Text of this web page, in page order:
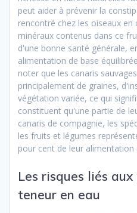
peut aider à prévenir la
rencontré chez les oiseaux
minéraux contenus dans ce
d'une bonne santé générale,
alimentation de base
noter que les canaris
principalement de graines,
végétation variée, ce qui
constituent qu'une partie de
canaris de compagnie, les
les fruits et légumes
pour cent de leur alimentation
Les risques liés
teneur en eau